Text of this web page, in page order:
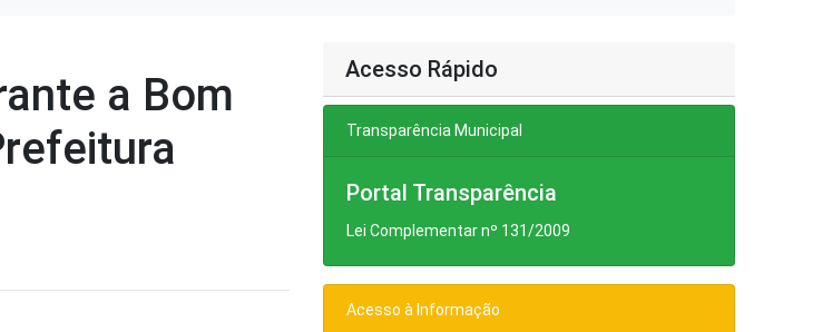
a Bom
Acesso Rápido
Transparência Municipal
Portal Transparência
Lei Complementar nº 131/2009
Acesso à Informação